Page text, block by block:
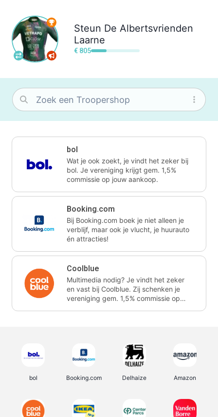
Steun De Albertsvrienden
Laarne
€ 805
bol
Wat je ook zoekt, je vindt het zeker bij
bol. Je vereniging krijgt gem. 1,5%
commissie op jouw aankoop.
Booking.com
Bij Booking.com boek je niet alleen je
verblijf, maar ook je vlucht, je huurauto
én attracties!
Coolblue
Multimedia nodig? Je vindt het zeker
en vast bij Coolblue. Zij schenken je
vereniging gem. 1,5% commissie op
bol Booking.com Delhaize Amazon